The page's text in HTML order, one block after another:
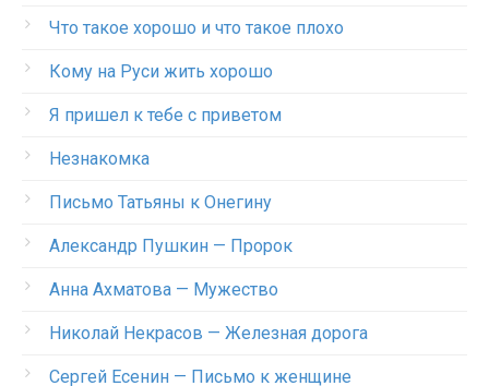
Что такое хорошо и что такое плохо
Кому на Руси жить хорошо
Я пришел к тебе с приветом
Незнакомка
Письмо Татьяны к Онегину
Александр Пушкин — Пророк
Анна Ахматова — Мужество
Николай Некрасов — Железная дорога
Сергей Есенин — Письмо к женщине